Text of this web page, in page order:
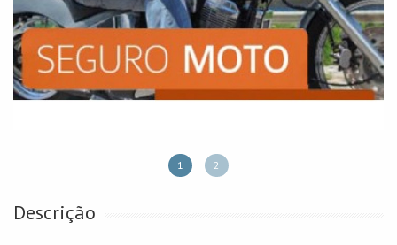
1 2
Descrição